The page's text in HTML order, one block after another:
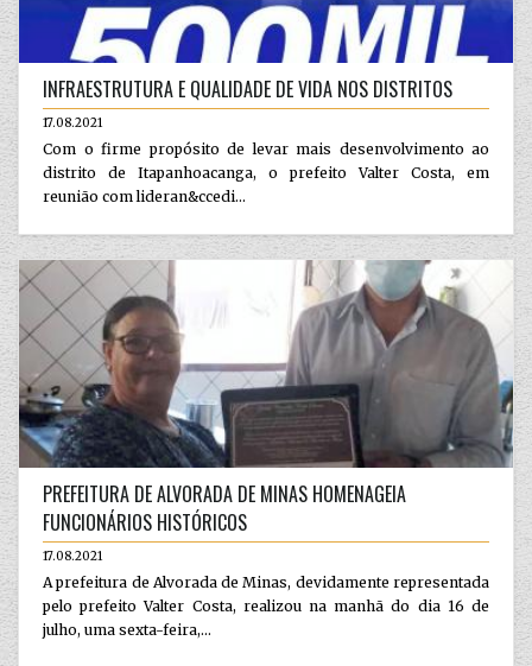
INFRAESTRUTURA E QUALIDADE DE VIDA NOS DISTRITOS
17.08.2021
Com o firme propósito de levar mais desenvolvimento ao
distrito de Itapanhoacanga, o prefeito Valter Costa, em
reunião com lideran&ccedi...
PREFEITURA DE ALVORADA DE MINAS HOMENAGEIA
FUNCIONÁRIOS HISTÓRICOS
17.08.2021
A prefeitura de Alvorada de Minas, devidamente representada
pelo prefeito Valter Costa, realizou na manhã do dia 16 de
julho, uma sexta-feira,...